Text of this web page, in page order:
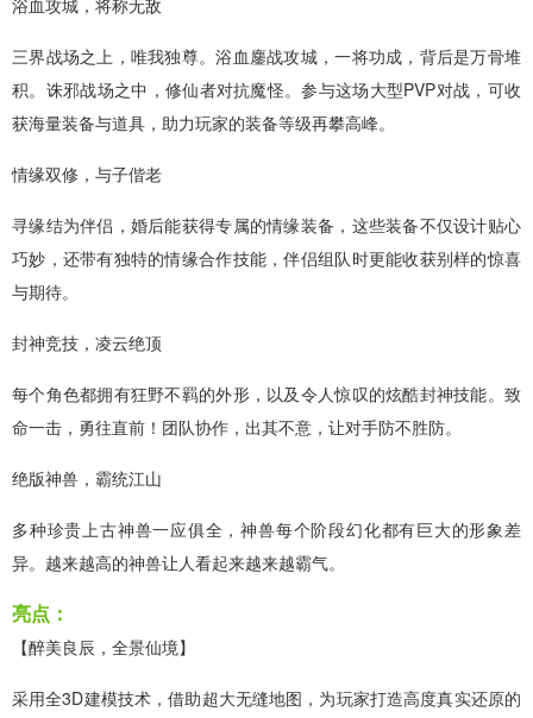
三界战场之上，唯我独尊。浴血鏖战攻城，一将功成，背后是万骨堆
积。诛邪战场之中，修仙者对抗魔怪。参与这场大型PVP对战，可收
获海量装备与道具，助力玩家的装备等级再攀高峰。
情缘双修，与子偕老
寻缘结为伴侣，婚后能获得专属的情缘装备，这些装备不仅设计贴心
巧妙，还带有独特的情缘合作技能，伴侣组队时更能收获别样的惊喜
与期待。
封神竞技，凌云绝顶
每个角色都拥有狂野不羁的外形，以及令人惊叹的炫酷封神技能。致
命一击，勇往直前！团队协作，出其不意，让对手防不胜防。
绝版神兽，霸统江山
多种珍贵上古神兽一应俱全，神兽每个阶段幻化都有巨大的形象差
异。越来越高的神兽让人看起来越来越霸气。
亮点：
【醉美良辰，全景仙境】
采用全3D建模技术，借助超大无缝地图，为玩家打造高度真实还原的